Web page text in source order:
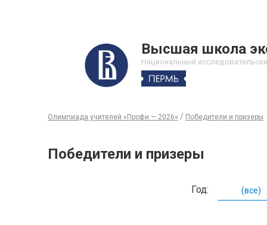
Высшая школа
Национальный
Олимпиада учителей «Профи — 2026» / Победители и призеры
Победители и призеры
Год: